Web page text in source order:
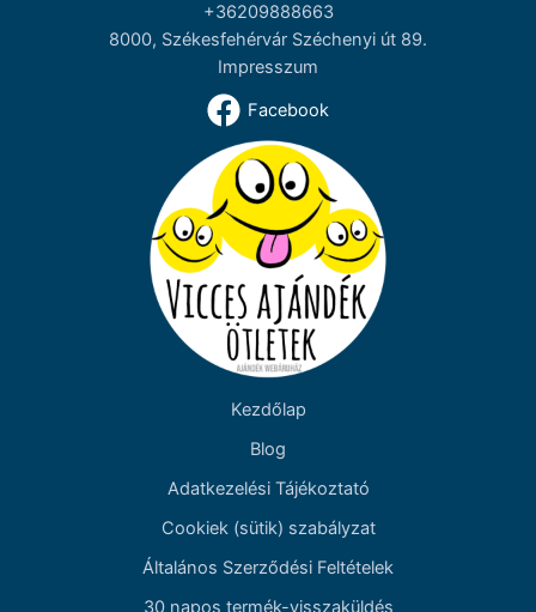
+36209888663
8000, Székesfehérvár Széchenyi út 89.
Impresszum
Facebook
Kezdőlap
Blog
Adatkezelési Tájékoztató
Cookiek (sütik) szabályzat
Általános Szerződési Feltételek
30 napos termék-visszaküldés